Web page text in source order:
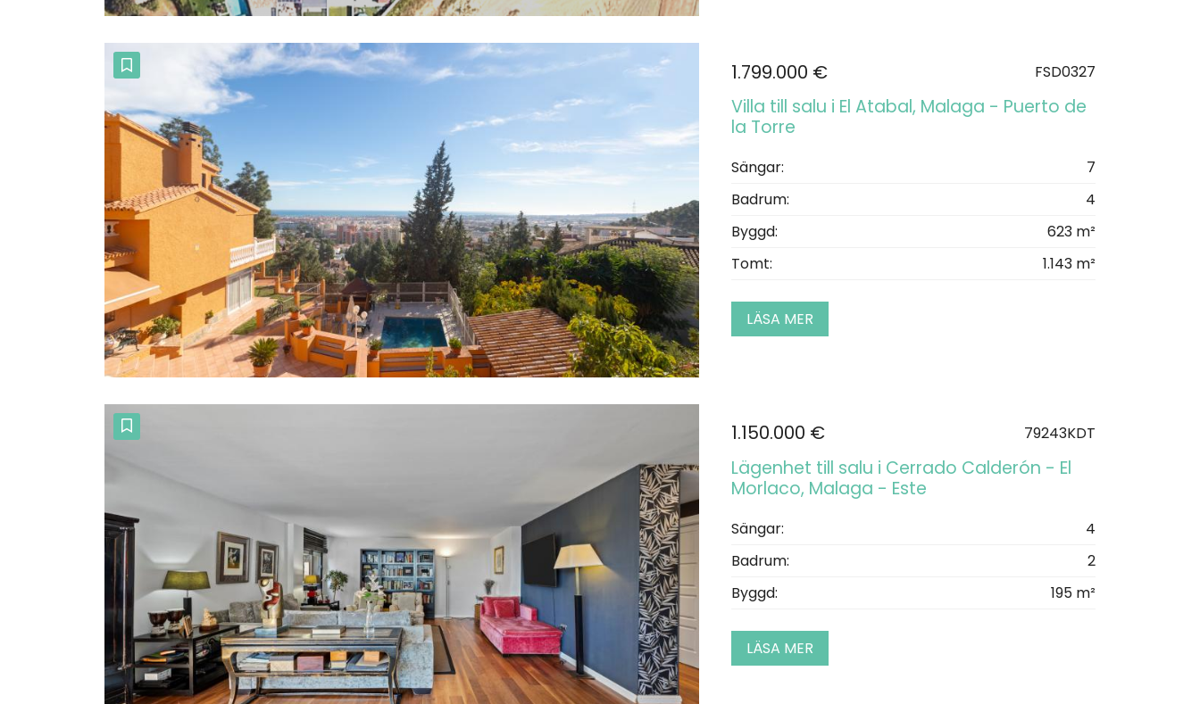
1.799.000 € FSD0327
Villa till salu i El Atabal, Malaga - Puerto de
la Torre
Sängar:
7
Badrum:
4
Byggd:
623 m²
Tomt:
1.143 m²
LÄSA MER
1.150.000 € 79243KDT
Lägenhet till salu i Cerrado Calderón - El
Morlaco, Malaga - Este
Sängar:
4
Badrum:
2
Byggd:
195 m²
LÄSA MER